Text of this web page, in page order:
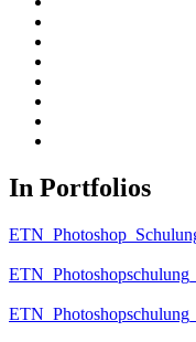
In Portfolios